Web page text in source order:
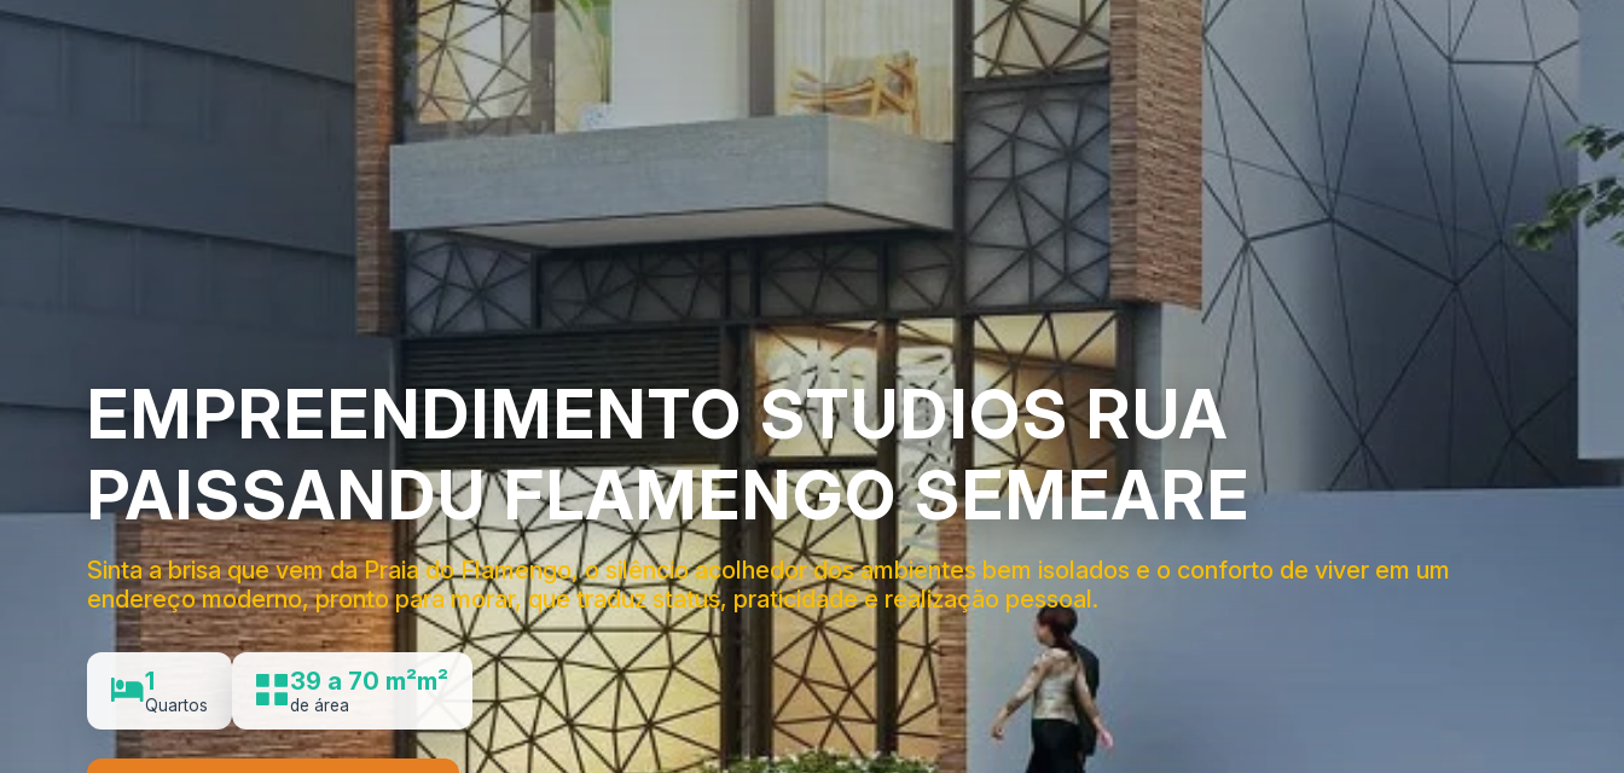
EMPREENDIMENTO STUDIOS RUA
PAISSANDU FLAMENGO SEMEARE
Sinta a brisa que vem da Praia do Flamengo, o silêncio acolhedor dos ambientes bem isolados e o conforto de viver em um
endereço moderno, pronto para morar, que traduz status, praticidade e realização pessoal.
1
Quartos
39 a 70 m²m²
de área